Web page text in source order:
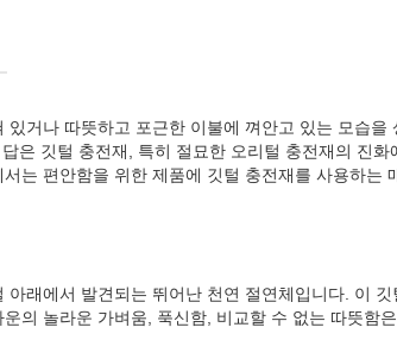
있거나 따뜻하고 포근한 이불에 껴안고 있는 모습
은 깃털 충전재, 특히 절묘한 오리털 충전재의 진
는 편안함을 위한 제품에 깃털 충전재를 사용하
아래에서 발견되는 뛰어난 천연 절연체입니다. 이
의 놀라운 가벼움, 푹신함, 비교할 수 없는 따뜻함